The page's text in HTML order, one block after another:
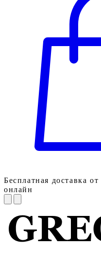
Бесплатная доставка
онлайн